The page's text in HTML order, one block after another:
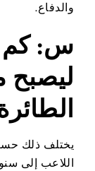
والدفاع.
س: كم
ليصبح
يختلف ذلك حسب
اللاعب إلى